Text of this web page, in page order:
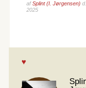
afSplint (I. Jørgensen) d.
2025